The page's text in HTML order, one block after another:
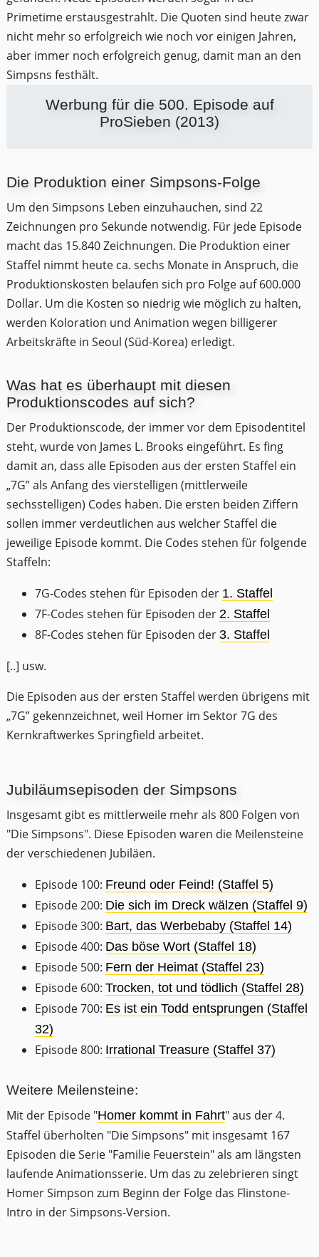
Primetime erstausgestrahlt. Die Quoten sind heute zwar
nicht mehr so erfolgreich wie noch vor einigen Jahren,
aber immer noch erfolgreich genug, damit man an den
Simpsns festhält.
Werbung für die 500. Episode auf
ProSieben (2013)
Die Produktion einer Simpsons-Folge
Um den Simpsons Leben einzuhauchen, sind 22
Zeichnungen pro Sekunde notwendig. Für jede Episode
macht das 15.840 Zeichnungen. Die Produktion einer
Staffel nimmt heute ca. sechs Monate in Anspruch, die
Produktionskosten belaufen sich pro Folge auf 600.000
Dollar. Um die Kosten so niedrig wie möglich zu halten,
werden Koloration und Animation wegen billigerer
Arbeitskräfte in Seoul (Süd-Korea) erledigt.
Was hat es überhaupt mit diesen
Produktionscodes auf sich?
Der Produktionscode, der immer vor dem Episodentitel
steht, wurde von James L. Brooks eingeführt. Es fing
damit an, dass alle Episoden aus der ersten Staffel ein
„7G” als Anfang des vierstelligen (mittlerweile
sechsstelligen) Codes haben. Die ersten beiden Ziffern
sollen immer verdeutlichen aus welcher Staffel die
jeweilige Episode kommt. Die Codes stehen für folgende
Staffeln:
7G-Codes stehen für Episoden der 1. Staffel
7F-Codes stehen für Episoden der 2. Staffel
8F-Codes stehen für Episoden der 3. Staffel
[..] usw.
Die Episoden aus der ersten Staffel werden übrigens mit
„7G” gekennzeichnet, weil Homer im Sektor 7G des
Kernkraftwerkes Springfield arbeitet.
Jubiläumsepisoden der Simpsons
Insgesamt gibt es mittlerweile mehr als 800 Folgen von
"Die Simpsons". Diese Episoden waren die Meilensteine
der verschiedenen Jubiläen.
Episode 100: Freund oder Feind! (Staffel 5)
Episode 200: Die sich im Dreck wälzen (Staffel 9)
Episode 300: Bart, das Werbebaby (Staffel 14)
Episode 400: Das böse Wort (Staffel 18)
Episode 500: Fern der Heimat (Staffel 23)
Episode 600: Trocken, tot und tödlich (Staffel 28)
Episode 700: Es ist ein Todd entsprungen (Staffel
32)
Episode 800: Irrational Treasure (Staffel 37)
Weitere Meilensteine:
Mit der Episode "Homer kommt in Fahrt" aus der 4.
Staffel überholten "Die Simpsons" mit insgesamt 167
Episoden die Serie "Familie Feuerstein" als am längsten
laufende Animationsserie. Um das zu zelebrieren singt
Homer Simpson zum Beginn der Folge das Flinstone-
Intro in der Simpsons-Version.